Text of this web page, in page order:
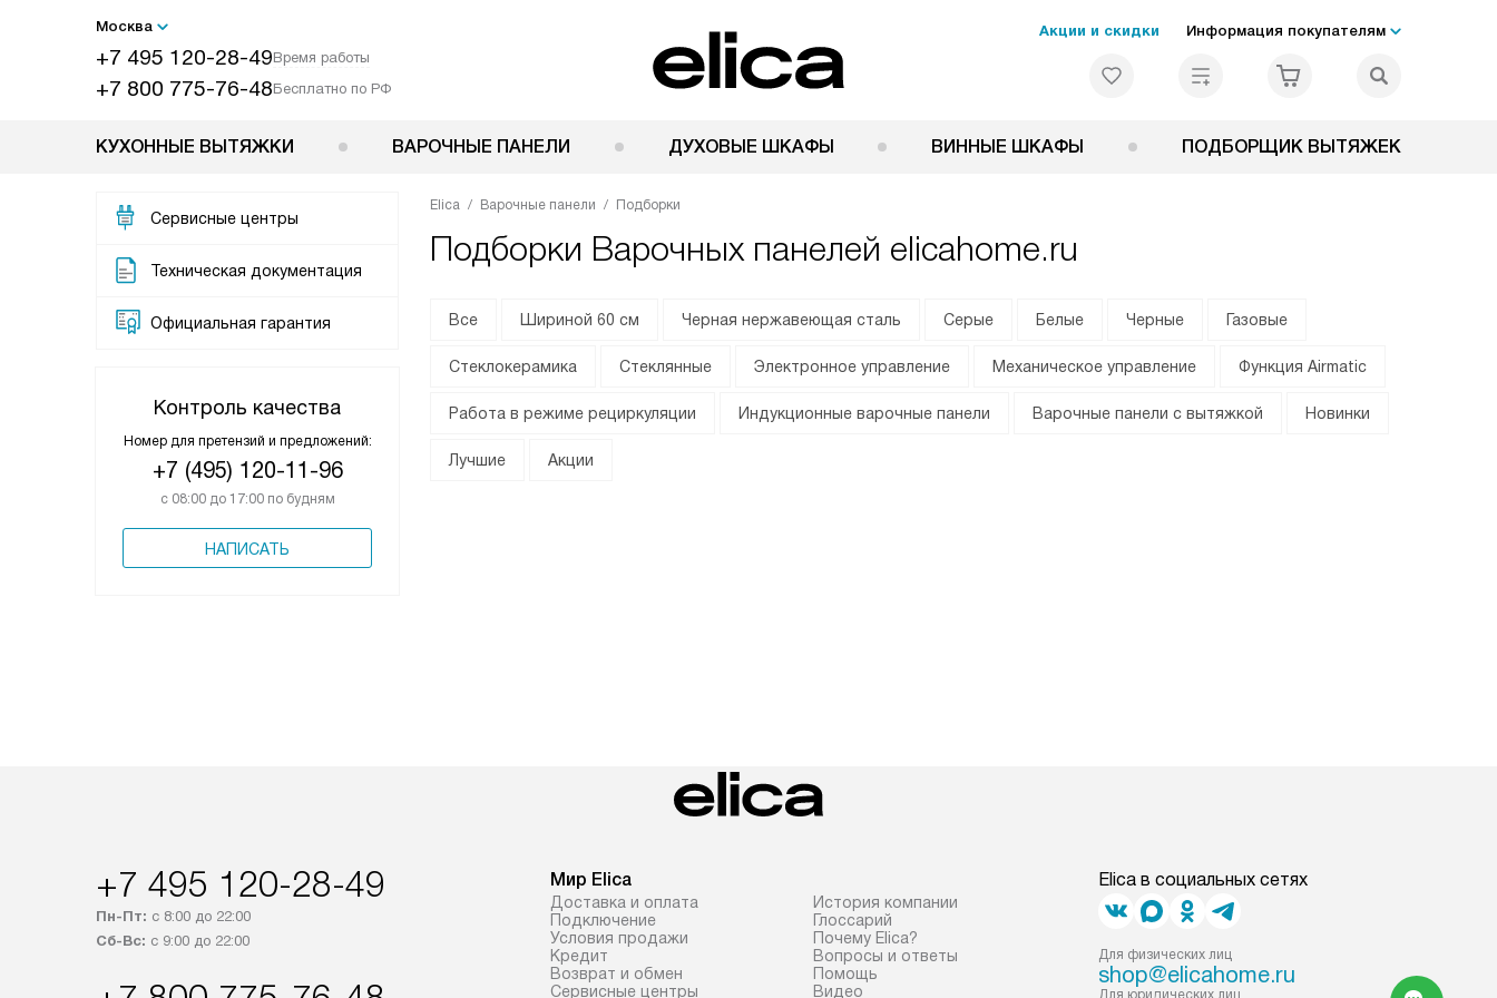
Москва
+7 495 120-28-49Время работы
+7 800 775-76-48Бесплатно по РФ
Акции и скидки Информация покупателям
КУХОННЫЕ ВЫТЯЖКИ ВАРОЧНЫЕ ПАНЕЛИ ДУХОВЫЕ ШКАФЫ ВИННЫЕ ШКАФЫ ПОДБОРЩИК ВЫТЯЖЕК
Сервисные центры
Техническая документация
Официальная гарантия
Контроль качества
Номер для претензий и предложений:
+7 (495) 120-11-96
с 08:00 до 17:00 по будням
НАПИСАТЬ
Elica Варочные панели Подборки
Подборки Варочных панелей elicahome.ru
Все Шириной 60 см Черная нержавеющая сталь Серые Белые Черные Газовые
Стеклокерамика Стеклянные Электронное управление Механическое управление Функция Airmatic
Работа в режиме рециркуляции Индукционные варочные панели Варочные панели с вытяжкой Новинки
Лучшие Акции
+7 495 120-28-49
Пн-Пт: с 8:00 до 22:00
Сб-Вс: с 9:00 до 22:00
Мир Elica
Доставка и оплата
Подключение
Условия продажи
Кредит
Возврат и обмен
Сервисные центры
История компании
Глоссарий
Почему Elica?
Вопросы и ответы
Помощь
Видео
Elica в социальных сетях
Для физических лиц
shop@elicahome.ru
Для юридических лиц